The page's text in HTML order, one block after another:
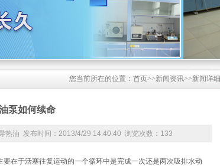
您当前所在的位置： 首页>>新闻资讯>>新闻详细
泵如何续命
热油 发布时间：2013/4/29 14:40:40 浏览次数： 133
在于活塞往复运动的一个循环中是完成一次还是两次吸排水动